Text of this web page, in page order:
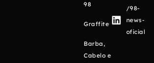
98
Graffite
Barba,
Cabelo e
/98-
news-
oficial